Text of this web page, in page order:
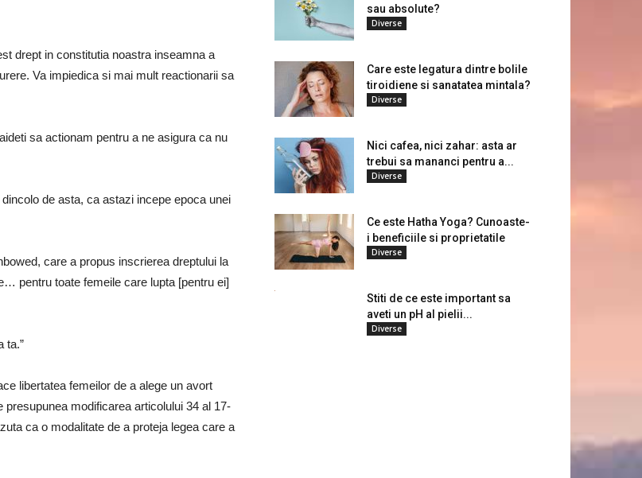
drept in constitutia noastra inseamna a
Va impiedica si mai mult reactionarii sa
sa actionam pentru a ne asigura ca nu
de asta, ca astazi incepe epoca unei
care a propus inscrierea dreptului la
pentru toate femeile care lupta [pentru ei]
ta.”
libertatea femeilor de a alege un avort
presupunea modificarea articolului 34 al 17-
ca o modalitate de a proteja legea care a
sau absolute?
Diverse
Care este legatura dintre bolile
tiroidiene si sanatatea mintala?
Diverse
Nici cafea, nici zahar: asta ar
trebui sa mananci pentru a...
Diverse
Ce este Hatha Yoga? Cunoaste-
i beneficiile si proprietatile
Diverse
Stiti de ce este important sa
aveti un pH al pielii...
Diverse